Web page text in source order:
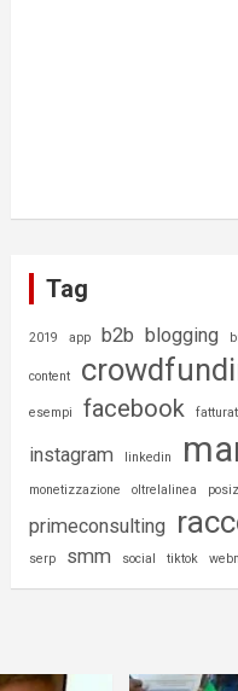
Tag
2019 app b2b blogging
content
esempi facebook
instagram linkedin
monetizzazione oltrelalinea
primeconsulting
serp smm social tiktok